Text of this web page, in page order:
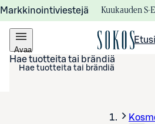
Markkinointiviestejä Kuukauden S-
Avaa
valikko
Hae tuotteita tai brändiä